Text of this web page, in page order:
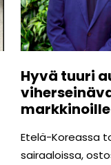
Hyvä tuuri
markkinoille
Etelä-Koreassa
sairaaloissa,